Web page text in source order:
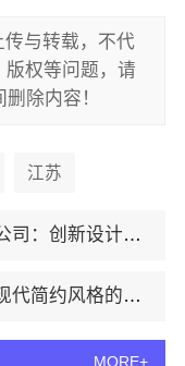
与转载，不代
权等问题，请
除内容！
江苏
让不锈钢家居更人性化
风格的完美选择
MORE+